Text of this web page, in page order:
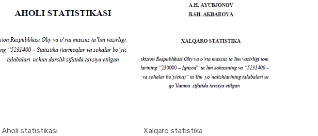
Aholi statistikasi
Xalqaro statistika